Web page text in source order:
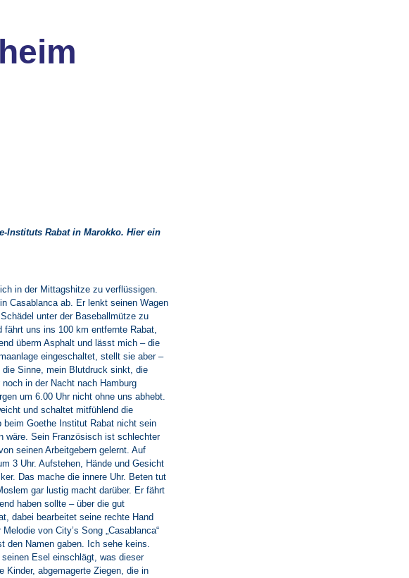
Instituts Rabat in Marokko. Hier ein
in der Mittagshitze zu verflüssigen.
Casablanca ab. Er lenkt seinen Wagen
unter der Baseballmütze zu
fährt uns ins 100 km entfernte Rabat,
überm Asphalt und lässt mich – die
eingeschaltet, stellt sie aber –
Sinne, mein Blutdruck sinkt, die
in der Nacht nach Hamburg
um 6.00 Uhr nicht ohne uns abhebt.
und schaltet mitfühlend die
beim Goethe Institut Rabat nicht sein
wäre. Sein Französisch ist schlechter
seinen Arbeitgebern gelernt. Auf
3 Uhr. Aufstehen, Hände und Gesicht
Das mache die innere Uhr. Beten tut
gar lustig macht darüber. Er fährt
haben sollte – über die gut
dabei bearbeitet seine rechte Hand
von City’s Song „Casablanca“
den Namen gaben. Ich sehe keins.
Esel einschlägt, was dieser
Kinder, abgemagerte Ziegen, die in